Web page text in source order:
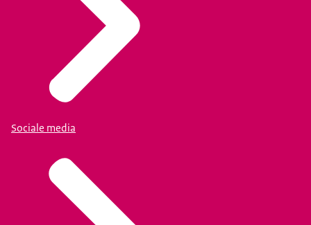
Sociale media